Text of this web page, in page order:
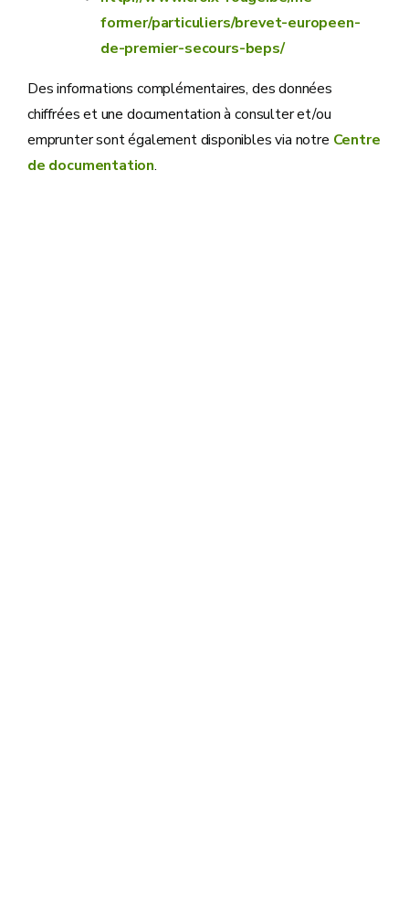
former/particuliers/brevet-europeen-
de-premier-secours-beps/
Des informations complémentaires, des données
chiffrées et une documentation à consulter et/ou
emprunter sont également disponibles via notre Centre
de documentation.